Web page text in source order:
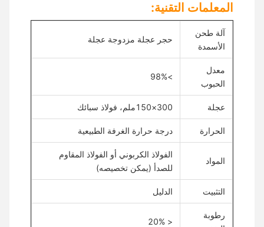
المعلمات التقنية:
آلة طحن
الأسمدة
حجر عجلة مزدوجة عجلة
الحبوب
الحرارة درجة حرارة الغرفة الطبيعية
الفولاذ الكربوني أو الفولاذ المقاوم
للصدأ (يمكن تخصيصه)
التثبيت الدليل
رطوبة